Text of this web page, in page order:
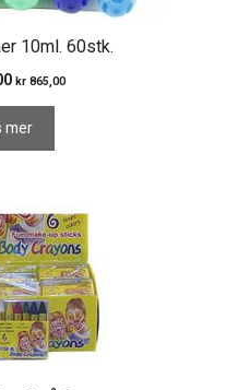
10ml. 60stk.
kr 865,00
mer